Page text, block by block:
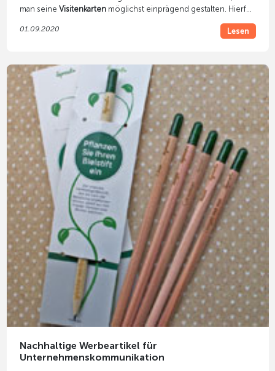
man seine Visitenkartenmöglichst einprägend gestalten. Hierfür
Prägefoliendruck, Letterpress u.a.
01.09.2020 Lesen
Nachhaltige Werbeartikel für
Unternehmenskommunikation